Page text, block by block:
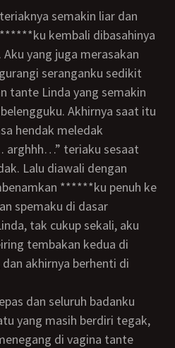
kembali dibasahinya
yang juga merasakan
seranganku sedikit
tante Linda yang semakin
Akhirnya saat itu
hendak meledak
Lalu diawali dengan
******ku penuh ke
spemaku di dasar
tak cukup sekali, aku
tembakan kedua di
akhirnya berhenti di
yang masih berdiri tegak,
di vagina tante